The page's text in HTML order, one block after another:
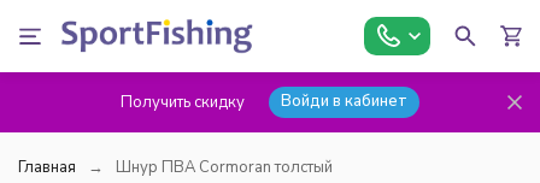
Получить скидку Войди в кабинет
Главная Шнур ПВА Cormoran толстый